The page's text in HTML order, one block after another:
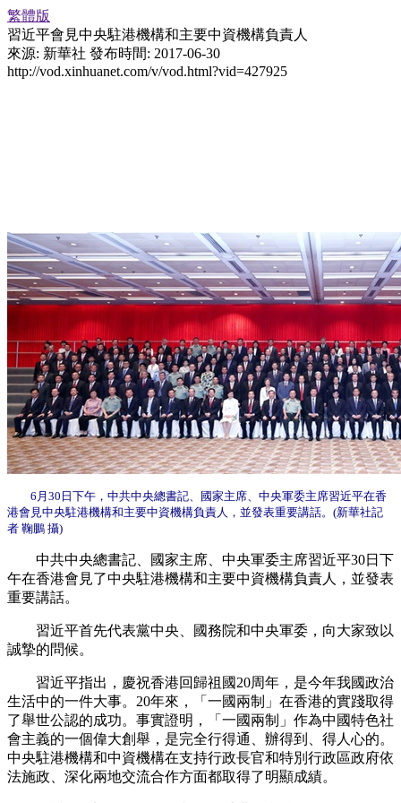
繁體版
習近平會見中央駐港機構和主要中資機構負責人
來源: 新華社 發布時間: 2017-06-30
http://vod.xinhuanet.com/v/vod.html?vid=427925
6月30日下午，中共中央總書記、國家主席、中央軍委主席習近平在香
港會見中央駐港機構和主要中資機構負責人，並發表重要講話。(新華社記
者 鞠鵬 攝)
中共中央總書記、國家主席、中央軍委主席習近平30日下
午在香港會見了中央駐港機構和主要中資機構負責人，並發表
重要講話。
習近平首先代表黨中央、國務院和中央軍委，向大家致以
誠摯的問候。
習近平指出，慶祝香港回歸祖國20周年，是今年我國政治
生活中的一件大事。20年來，「一國兩制」在香港的實踐取得
了舉世公認的成功。事實證明，「一國兩制」作為中國特色社
會主義的一個偉大創舉，是完全行得通、辦得到、得人心的。
中央駐港機構和中資機構在支持行政長官和特別行政區政府依
法施政、深化兩地交流合作方面都取得了明顯成績。